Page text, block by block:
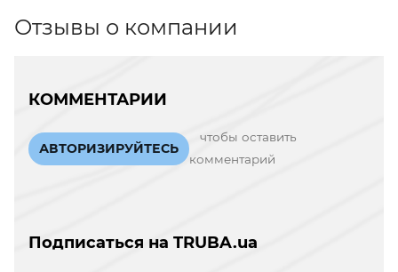
Отзывы о компании
КОММЕНТАРИИ
АВТОРИЗИРУЙТЕСЬ
чтобы оставить
комментарий
Подписаться на TRUBA.ua